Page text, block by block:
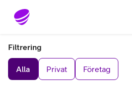
Gå till sidans innehåll
Filtrering
Alla Privat Företag